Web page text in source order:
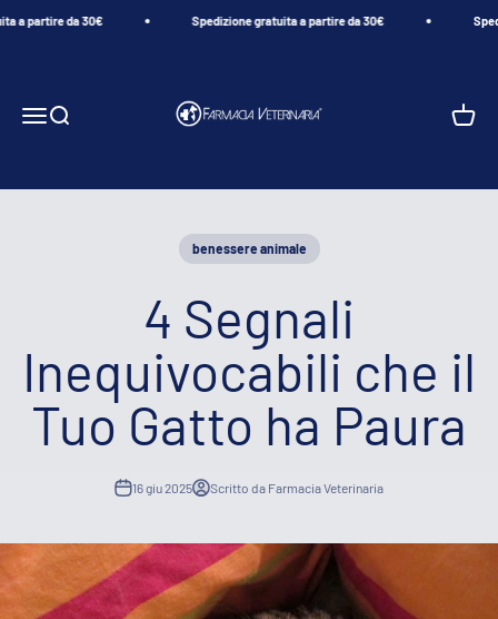
da 30€ Spedizione gratuita a partire da 30€
MenùCerca
benessere animale
4 Segnali
Inequivocabili che il
Tuo Gatto ha Paura
16 giu 2025 Scritto da Farmacia Veterinaria